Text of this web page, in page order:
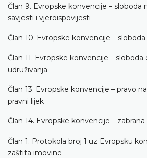
Član 9. Evropske konvencije – sloboda
savjesti i vjeroispovijesti
Član 10. Evropske konvencije – sloboda
Član 11. Evropske konvencije – sloboda
udruživanja
Član 13. Evropske konvencije – pravo
pravni lijek
Član 14. Evropske konvencije –
Član 1. Protokola broj 1 uz Evropsku
zaštita imovine